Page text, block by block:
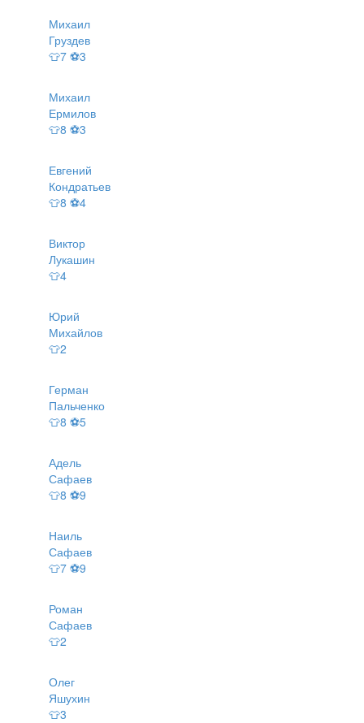
Михаил
Груздев
👕7 ⚽3
Михаил
Ермилов
👕8 ⚽3
Евгений
Кондратьев
👕8 ⚽4
Виктор
Лукашин
👕4
Юрий
Михайлов
👕2
Герман
Пальченко
👕8 ⚽5
Адель
Сафаев
👕8 ⚽9
Наиль
Сафаев
👕7 ⚽9
Роман
Сафаев
👕2
Олег
Яшухин
👕3